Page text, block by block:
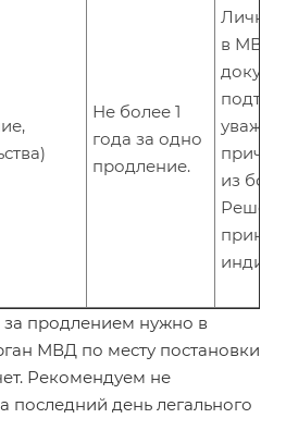
Не более 1
года за одно
продление.
Лично
в МВД
из
продлением нужно в
МВД по месту постановки
Рекомендуем не
последний день легального